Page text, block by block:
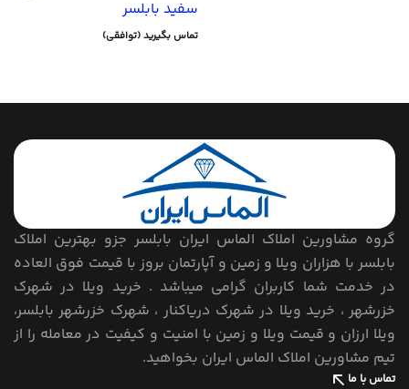
سفید بابلسر
تماس بگیرید (توافقی)
گروه مشاورین املاک الماس ایران بابلسر جزو بهترین املاک
بابلسر با هزاران ویلا و زمین و آپارتمان بروز با قیمت فوق العاده
در خدمت شما کاربران گرامی میباشد . خرید ویلا در شهرک
خزرشهر ، خرید ویلا در شهرک دریاکنار ، شهرک خزرشهر بابلسر،
ویلا ارزان و قیمت ویلا و زمین با امنیت و کیفیت در معامله را از
تیم مشاورین املاک الماس ایران بخواهید.
تماس با ما